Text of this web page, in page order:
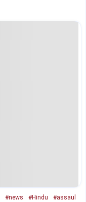
#news #Hindu
#assaul